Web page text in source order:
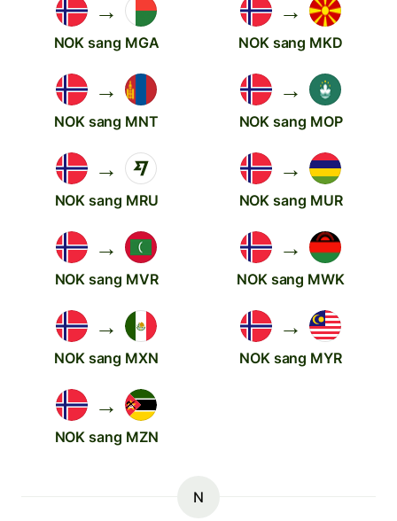
→
NOK sang MGA
→
NOK sang MKD
→
NOK sang MNT
→
NOK sang MOP
→
NOK sang MRU
→
NOK sang MUR
→
NOK sang MVR
→
NOK sang MWK
→
NOK sang MXN
→
NOK sang MYR
→
NOK sang MZN
N